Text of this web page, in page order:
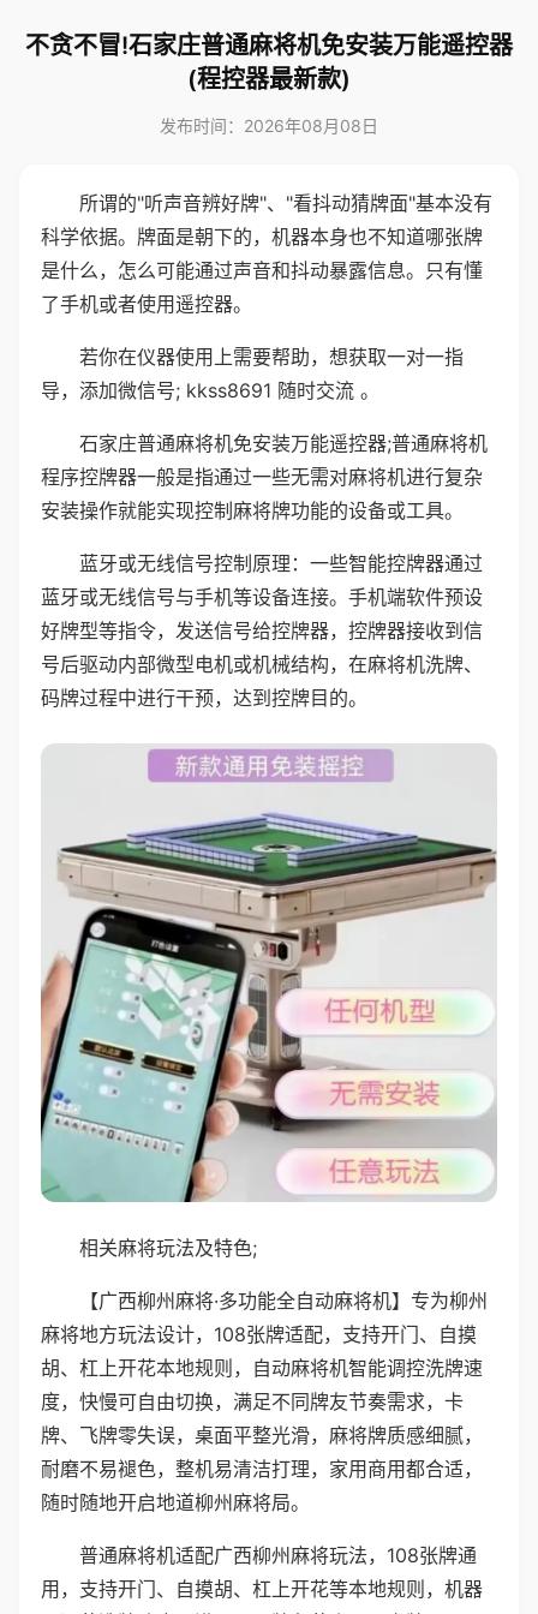
不贪不冒!石家庄普通麻将机免安装万能遥控器
(程控器最新款)
发布时间：2026年08月08日
所谓的"听声音辨好牌"、"看抖动猜牌面"基本没有
科学依据。牌面是朝下的，机器本身也不知道哪张牌
是什么，怎么可能通过声音和抖动暴露信息。只有懂
了手机或者使用遥控器。
若你在仪器使用上需要帮助，想获取一对一指
导，添加微信号; kkss8691 随时交流 。
石家庄普通麻将机免安装万能遥控器;普通麻将机
程序控牌器一般是指通过一些无需对麻将机进行复杂
安装操作就能实现控制麻将牌功能的设备或工具。
蓝牙或无线信号控制原理：一些智能控牌器通过
蓝牙或无线信号与手机等设备连接。手机端软件预设
好牌型等指令，发送信号给控牌器，控牌器接收到信
号后驱动内部微型电机或机械结构，在麻将机洗牌、
码牌过程中进行干预，达到控牌目的。
相关麻将玩法及特色;
【广西柳州麻将·多功能全自动麻将机】专为柳州
麻将地方玩法设计，108张牌适配，支持开门、自摸
胡、杠上开花本地规则，自动麻将机智能调控洗牌速
度，快慢可自由切换，满足不同牌友节奏需求，卡
牌、飞牌零失误，桌面平整光滑，麻将牌质感细腻，
耐磨不易褪色，整机易清洁打理，家用商用都合适，
随时随地开启地道柳州麻将局。
普通麻将机适配广西柳州麻将玩法，108张牌通
用，支持开门、自摸胡、杠上开花等本地规则，机器